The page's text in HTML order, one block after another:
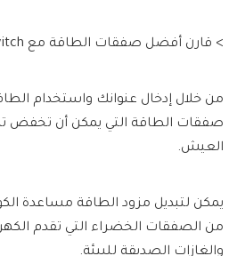
> قارن أفضل صفقات الطاقة مع Uswitch*
من خلال إدخال عنوانك واستخدام
صفقات الطاقة التي يمكن أن تخفض
العيش.
يمكن لتبديل مزود الطاقة مساعدة
من الصفقات الخضراء التي تقدم
والغازات الصديقة للبيئة.